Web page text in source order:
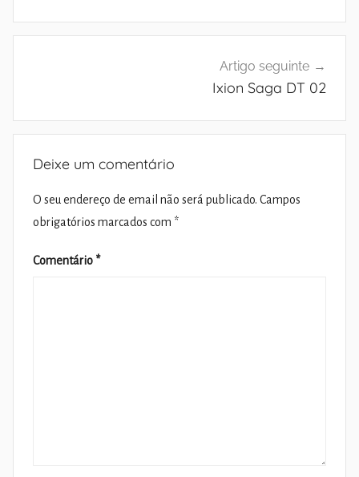
Artigo seguinte
Ixion Saga DT 02
Deixe um comentário
O seu endereço de email não será publicado. Campos
obrigatórios marcados com *
Comentário *